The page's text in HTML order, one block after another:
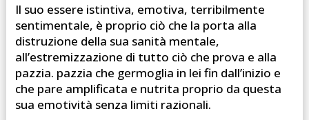
Il suo essere istintiva, emotiva, terribilmente
sentimentale, è proprio ciò che la porta alla
distruzione della sua sanità mentale,
all’estremizzazione di tutto ciò che prova e alla
pazzia. pazzia che germoglia in lei fin dall’inizio e
che pare amplificata e nutrita proprio da questa
sua emotività senza limiti razionali.